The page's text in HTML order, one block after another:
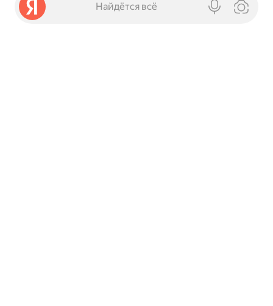
Найдётся всё